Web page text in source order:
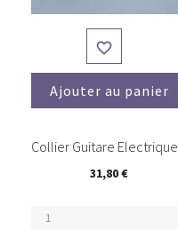

Ajouter au panier
Collier Guitare Electrique...
31,80 €